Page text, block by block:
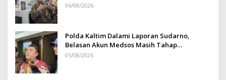
06/08/2026
Polda Kaltim Dalami Laporan Sudarno,
Belasan Akun Medsos Masih Tahap
Penyelidikan
05/08/2026